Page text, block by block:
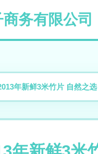
务有限公司
年新鲜3米竹片 自然之